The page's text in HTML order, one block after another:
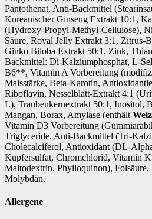
Pantothenat, Anti-Backmittel
Koreanischer Ginseng Extrakt 10:1,
(Hydroxy-Propyl-Methyl-Cellulose),
Säure, Royal Jelly Extrakt 3:1, Zitrus-
Ginko Biloba Extrakt 50:1, Zink,
Backmittel: Di-Kalziumphosphat, L-
B6**, Vitamin A Vorbereitung
Maisstärke, Beta-Karotin,
Riboflavin, Nesselblatt-Extrakt 4:1
L), Traubenkernextrakt 50:1, Inositol,
Mangan, Borax, Amylase (enthält
Vitamin D3 Vorbereitung
Triglyceride, Anti-Backmittel (Tri-
Cholecalciferol, Antioxidant (DL-
Kupfersulfat, Chromchlorid, Vitamin
Maltodextrin, Phylloquinon),
Molybdän.
Allergene